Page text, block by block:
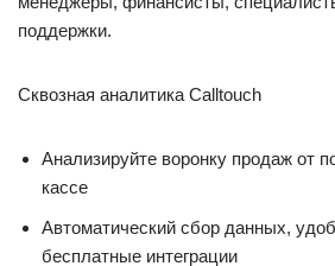
поддержки.
Сквозная аналитика Calltouch
Анализируйте воронку продаж от
кассе
Автоматический сбор данных,
бесплатные интеграции